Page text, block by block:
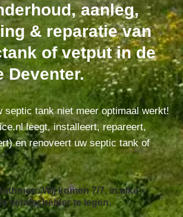
aanleg,
& reparatie van
of vetput in de
Deventer.
septic tank niet meer optimaal werkt!
leegt, installeert, repareert,
en renoveert uw septic tank of
Wij komen 7/7, in elke
vetafscheider te legen.